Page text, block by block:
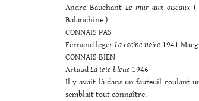
Andre Bauchant Le mur aux oiseaux (
Balanchine )
CONNAIS PAS
Fernand legerLa racine noire 1941
CONNAIS BIEN
ArtaudLa tete bleue 1946
Il y avait là dans un fauteuil roulant
semblait tout connaître.